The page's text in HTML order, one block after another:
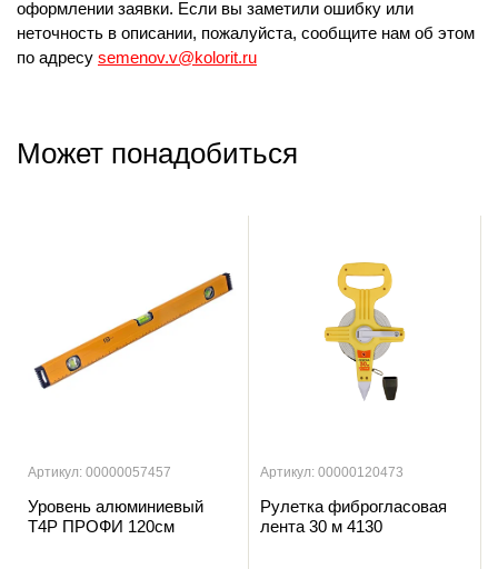
оформлении заявки. Если вы заметили ошибку или
неточность в описании, пожалуйста, сообщите нам об этом
по адресу semenov.v@kolorit.ru
Может понадобиться
Артикул: 00000057457
Уровень алюминиевый
T4P ПРОФИ 120см
Артикул: 00000120473
Рулетка фиброгласовая
лента 30 м 4130